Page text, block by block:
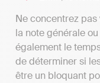
Ne concentrez
la note générale
également le
de déterminer si
être un bloquant